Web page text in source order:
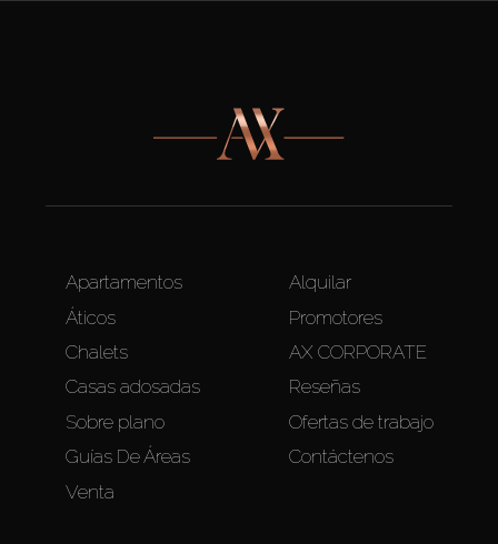
Apartamentos
Áticos
Chalets
Casas adosadas
Sobre plano
Guías De Áreas
Venta
Alquilar
Promotores
AX CORPORATE
Reseñas
Ofertas de trabajo
Contáctenos